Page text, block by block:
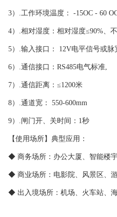
3）.工作环境温度： -15OC - 60
4）.相对湿度：相对湿度≤90%、
5）.输入接口： 12V电平信号或脉
6）.通信接口：RS485电气标准,
7）.通信距离：≤1200米
8）.通道宽： 550-600mm
9）.闸门开、关时间：1秒
【使用场所】典型应用：
◆ 商务场所：办公大厦、智能楼
◆ 商业场所：电影院、风景区、游
◆ 出入境场所：机场、火车站、